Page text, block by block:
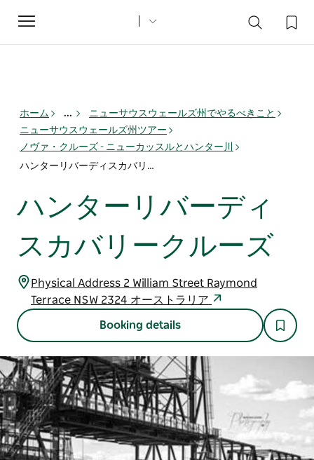
Toggle
navigation
ホーム ...
ニューサウスウェールズ州でやるべきこと
ニューサウスウェールズ州ツアー
ノヴァ・クルーズ - ニューカッスルとハンター川
ハンターリバーディスカバリークルーズ
ハンターリバーディ
スカバリークルーズ
Physical Address 2 William Street Raymond
Terrace NSW 2324 オーストラリア
Booking details